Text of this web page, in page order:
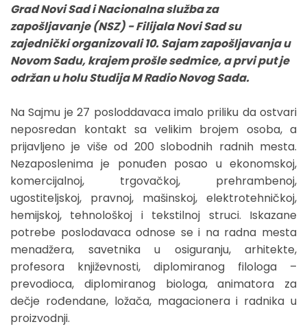
Grad Novi Sad i Nacionalna služba za
zapošljavanje (NSZ) - Filijala Novi Sad su
zajednički organizovali 10. Sajam zapošljavanja u
Novom Sadu, krajem prošle sedmice, a prvi put je
održan u holu Studija M Radio Novog Sada.
Na Sajmu je 27 posloddavaca imalo priliku da ostvari
neposredan kontakt sa velikim brojem osoba, a
prijavljeno je više od 200 slobodnih radnih mesta.
Nezaposlenima je ponuđen posao u ekonomskoj,
komercijalnoj, trgovačkoj, prehrambenoj,
ugostiteljskoj, pravnoj, mašinskoj, elektrotehničkoj,
hemijskoj, tehnološkoj i tekstilnoj struci. Iskazane
potrebe poslodavaca odnose se i na radna mesta
menadžera, savetnika u osiguranju, arhitekte,
profesora književnosti, diplomiranog filologa –
prevodioca, diplomiranog biologa, animatora za
dečje rođendane, ložača, magacionera i radnika u
proizvodnji.